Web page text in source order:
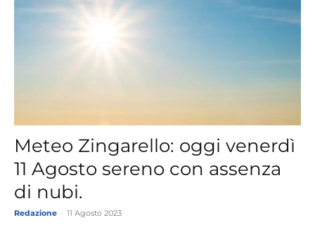
Meteo Zingarello: oggi venerdì
11 Agosto sereno con assenza
di nubi.
Redazione 11 Agosto 2023